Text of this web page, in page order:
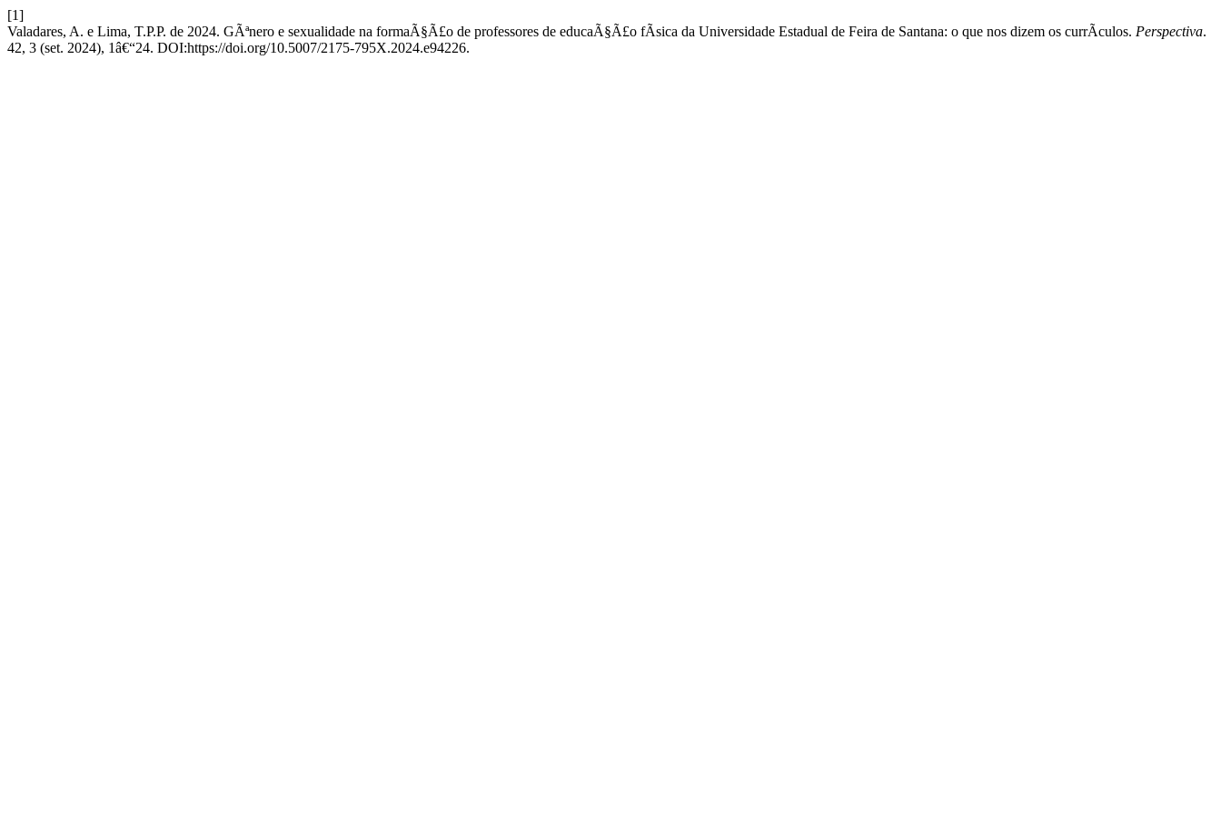
[1]
Valadares, A. e Lima, T.P.P. de 2024. GÃªnero e sexualidade na formaÃ§Ã£o de professores de educaÃ§Ã£o fÃ­sica da Universidade Estadual de Feira de Santana: o que nos dizem os currÃ­culos. Perspectiva.
42, 3 (set. 2024), 1â€“24. DOI:https://doi.org/10.5007/2175-795X.2024.e94226.